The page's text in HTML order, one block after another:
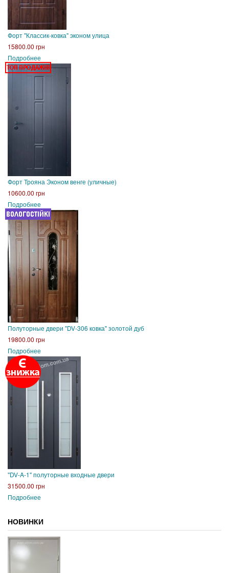
Форт "Классик-ковка" эконом улица
15800.00 грн
Подробнее
Форт Трояна Эконом венге (уличные)
10600.00 грн
Подробнее
Полуторные двери "DV-306 ковка" золотой дуб
19800.00 грн
Подробнее
"DV-A-1" полуторные входные двери
31500.00 грн
Подробнее
НОВИНКИ